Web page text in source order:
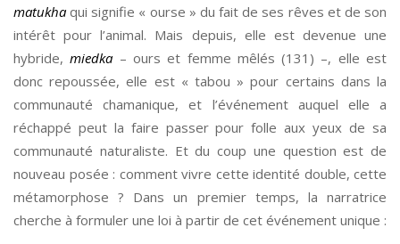
matukhaqui signifie « ourse » du fait de ses rêves et de son
intérêt pour l’animal. Mais depuis, elle est devenue une
hybride,miedka – ours et femme mêlés (131) –, elle est
donc repoussée, elle est « tabou » pour certains dans la
communauté chamanique, et l’événement auquel elle a
réchappé peut la faire passer pour folle aux yeux de sa
communauté naturaliste. Et du coup une question est de
nouveau posée : comment vivre cette identité double, cette
métamorphose ? Dans un premier temps, la narratrice
cherche à formuler une loi à partir de cet événement unique :